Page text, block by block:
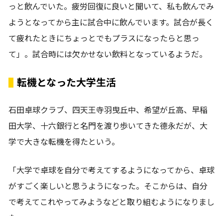
っと飲んでいた。疲労回復に良いと聞いて、私も飲んでみ
ようとなってから主に試合中に飲んでいます。試合が長く
て疲れたときにちょっとでもプラスになったらと思っ
て」。試合時には欠かせない飲料となっているようだ。
転機となった大学生活
石田卓球クラブ、四天王寺羽曳丘中、希望が丘高、早稲
田大学、十六銀行と名門を渡り歩いてきた德永だが、大
学で大きな転機を得たという。
「大学で卓球を自分で考えてするようになってから、卓球
がすごく楽しいと思うようになった。そこからは、自分
で考えてこれやってみようなどと取り組むようになりまし